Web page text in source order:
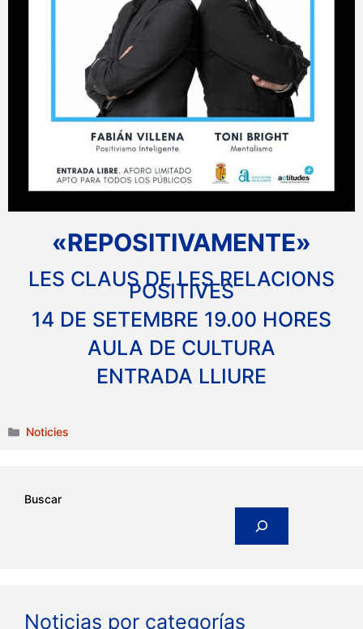
«REPOSITIVAMENTE»
LES CLAUS DE LES RELACIONS
POSITIVES
14 DE SETEMBRE 19.00 HORES
AULA DE CULTURA
ENTRADA LLIURE
Categories
Noticies
Buscar
Noticias por categorías